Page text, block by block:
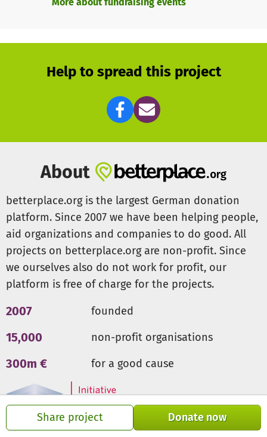
Share project Donate now
- Situation mit erhöhtem finanziellen Aufwand, z.B. nach
verdienen und plötzlich eine zusätzliche finanzielle
Belastung auftritt, können sie diese nicht mit
Ersparnissen kompensieren und die Familie muss sich
finanziell stark einschränken. Wie Sie sich vorstellen
können hat das auch Auswirkungen auf die Teilhabe an
kann auch zu Stigmatisierung und Ausgrenzung führen.
Die gemeinnützige Schülerfirma ("feine manufaktur") des
LFG Fördervereins hat es sich zum Ziel gesetzt, diese
Schüler punktuell durch einen Zuschuss zu
Klassenfahrten, Veranstaltungen und den Kauf von
Schulmaterial zu unterstützen.
Voraussetzung für den Zuschuss ist, dass keine
staatlichen Leistungen für den jeweiligen Zweck bezogen
werden, um eine Doppelfinanzierung zu vermeiden. Der
Bedarf wird im Einzelfall geprüft. Die Antragstellung auf
Oberstufe über den Tutor.
Wenn Sie auf dieser Projektseite in unseren Förderfonds
für Schüler:innen aus einkommensschwachen Familien
spenden, wird Ihre Spende in vollem Umfang dazu
eingesetzt, Kindern Teilhabe zu ermöglichen, die sonst
aus finanziellen Gründen ausgeschlossen wären.
Help to spread this project
About
betterplace.org is the largest German donation
platform. Since 2007 we have been helping people,
aid organizations and companies to do good. All
projects on betterplace.org are non-profit. Since
we ourselves also do not work for profit, our
platform is free of charge for the projects.
2007 founded
15,000 non-profit organisations
300m € for a good cause